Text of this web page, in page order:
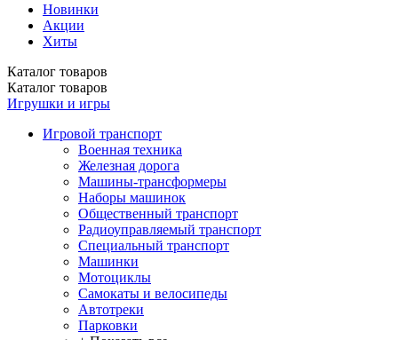
Новинки
Акции
Хиты
Каталог товаров
Каталог товаров
Игрушки и игры
Игровой транспорт
Военная техника
Железная дорога
Машины-трансформеры
Наборы машинок
Общественный транспорт
Радиоуправляемый транспорт
Специальный транспорт
Машинки
Мотоциклы
Самокаты и велосипеды
Автотреки
Парковки